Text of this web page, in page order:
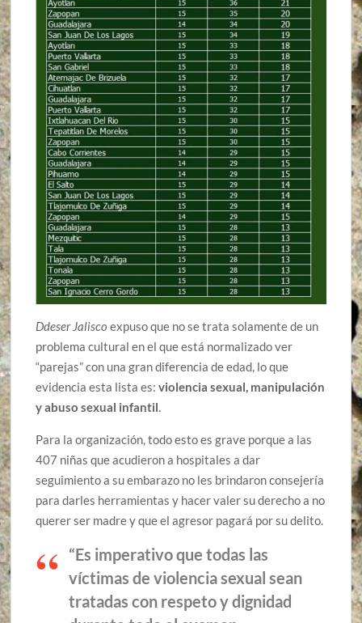
Ddeser Jalisco expuso que no se trata solamente de un
problema cultural en el que está normalizado ver
“parejas” con una gran diferencia de edad, lo que
evidencia esta lista es:violencia sexual, manipulación
y abuso sexual infantil.
Para la organización, todo esto es grave porque a las
407 niñas que acudieron a hospitales a dar
seguimiento a su embarazo no les brindaron consejería
para darles herramientas y hacer valer su derecho a no
querer ser madre y que el agresor pagará por su delito.
“Es imperativo que todas las
víctimas de violencia sexual sean
tratadas con respeto y dignidad